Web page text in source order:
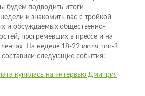
будем подводить итоги
и знакомить вас с тройкой
и обсуждаемых общественно-
прогремевших в прессе и на
На неделе 18-22 июля топ-3
составили следующие события:
купилась на интервью Дмитрия